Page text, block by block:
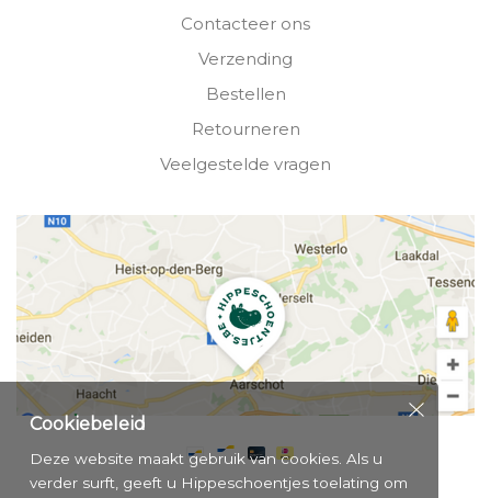
Contacteer ons
Verzending
Bestellen
Retourneren
Veelgestelde vragen
Cookiebeleid
Deze website maakt gebruik van cookies. Als u
verder surft, geeft u Hippeschoentjes toelating om